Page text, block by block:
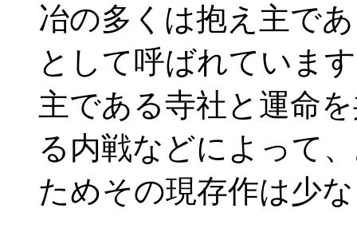
冶の多くは抱え主で
として呼ばれていま
主である寺社と運命
る内戦などによって
ためその現存作は少